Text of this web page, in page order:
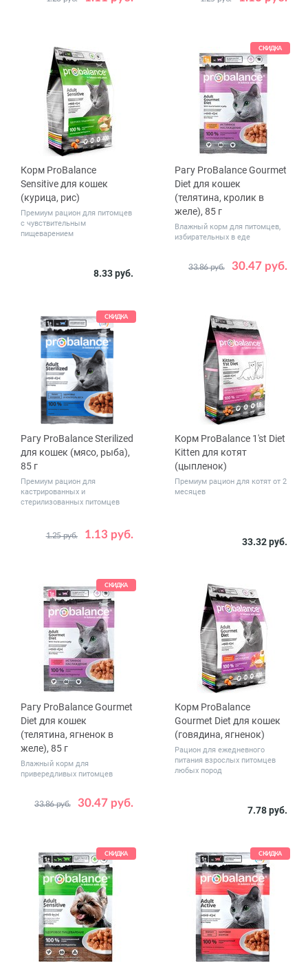
Количество
1 28
Количество
1 28
Корм ProBalance
Sensitive для кошек
(курица, рис)
Премиум рацион для питомцев
с чувствительным
пищеварением
8.33 руб.
1.8 10
СКИДКА
Рагу ProBalance Gourmet
Diet для кошек
(телятина, кролик в
желе), 85 г
Влажный корм для питомцев,
избирательных в еде
30.47 руб.
33.86 руб.
Количество
28
СКИДКА
Рагу ProBalance Sterilized
для кошек (мясо, рыба),
85 г
Премиум рацион для
кастрированных и
стерилизованных питомцев
1.13 руб.
1.25 руб.
Количество
1 28
Корм ProBalance 1'st Diet
Kitten для котят
(цыпленок)
Премиум рацион для котят от 2
месяцев
33.32 руб.
1.8 10
СКИДКА
Рагу ProBalance Gourmet
Diet для кошек
(телятина, ягненок в
желе), 85 г
Влажный корм для
привередливых питомцев
30.47 руб.
33.86 руб.
Количество
28
Корм ProBalance
Gourmet Diet для кошек
(говядина, ягненок)
Рацион для ежедневного
питания взрослых питомцев
любых пород
7.78 руб.
1.8 10
СКИДКА СКИДКА